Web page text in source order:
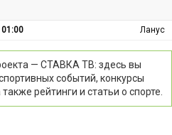
01:00 Ланус
— СТАВКА ТВ: здесь вы
событий, конкурсы
также рейтинги и статьи о спорте.